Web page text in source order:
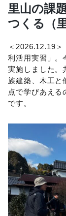
里山の課
つくる（
＜2026.12.19
利活用実習」。
実施しました。
族建築、木工と
点で学びあえる
です。